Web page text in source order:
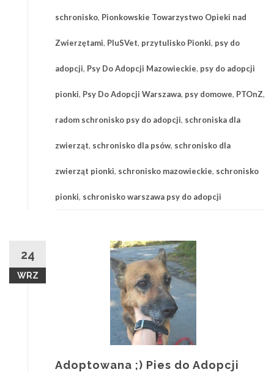
schronisko, Pionkowskie Towarzystwo Opieki nad
Zwierzętami, PluSVet, przytulisko Pionki, psy do
adopcji, Psy Do Adopcji Mazowieckie, psy do adopcji
pionki, Psy Do Adopcji Warszawa, psy domowe, PTOnZ,
radom schronisko psy do adopcji, schroniska dla
zwierząt, schronisko dla psów, schronisko dla
zwierząt pionki, schronisko mazowieckie, schronisko
pionki, schronisko warszawa psy do adopcji
24
WRZ
Adoptowana ;) Pies do Adopcji